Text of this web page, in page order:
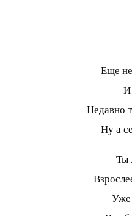
Еще
И
Недавно
Ну а
Ты
Уже